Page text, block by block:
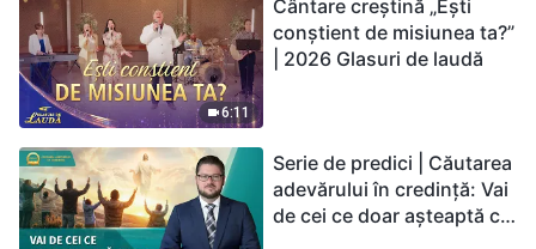
6:11
Cântare creștină „Ești
conștient de misiunea ta?”
| 2026 Glasuri de laudă
Serie de predici | Căutarea
adevărului în credință: Vai
de cei ce doar așteaptă ca